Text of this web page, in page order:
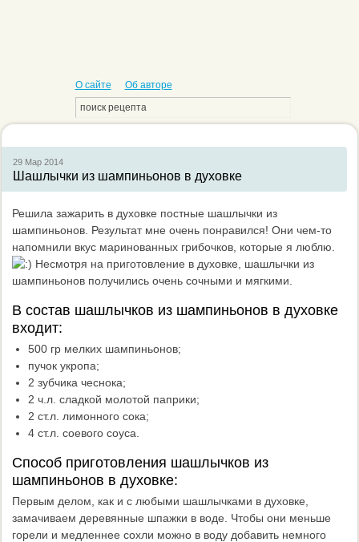
О сайте Об авторе
29 Мар2014
Шашлычки из шампиньонов в духовке
Решила зажарить в духовке постные шашлычки из
шампиньонов. Результат мне очень понравился! Они чем-то
напомнили вкус маринованных грибочков, которые я люблю.
Несмотря на приготовление в духовке, шашлычки из
шампиньонов получились очень сочными и мягкими.
В состав шашлычков из шампиньонов в духовке
входит:
500 гр мелких шампиньонов;
пучок укропа;
2 зубчика чеснока;
2 ч.л. сладкой молотой паприки;
2 ст.л. лимонного сока;
4 ст.л. соевого соуса.
Способ приготовления шашлычков из
шампиньонов в духовке:
Первым делом, как и с любыми шашлычками в духовке,
замачиваем деревянные шпажки в воде. Чтобы они меньше
горели и медленнее сохли можно в воду добавить немного